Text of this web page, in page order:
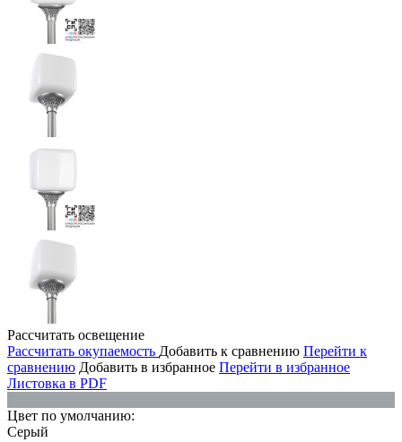
Рассчитать освещение
Рассчитать окупаемость Добавить к сравнению Перейти к
сравнению Добавить в избранное Перейти в избранное
Листовка в PDF
Цвет по умолчанию:
Серый